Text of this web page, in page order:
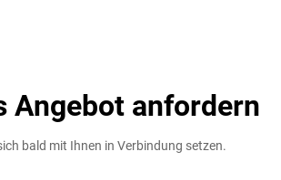
Angebot anfordern
bald mit Ihnen in Verbindung setzen.